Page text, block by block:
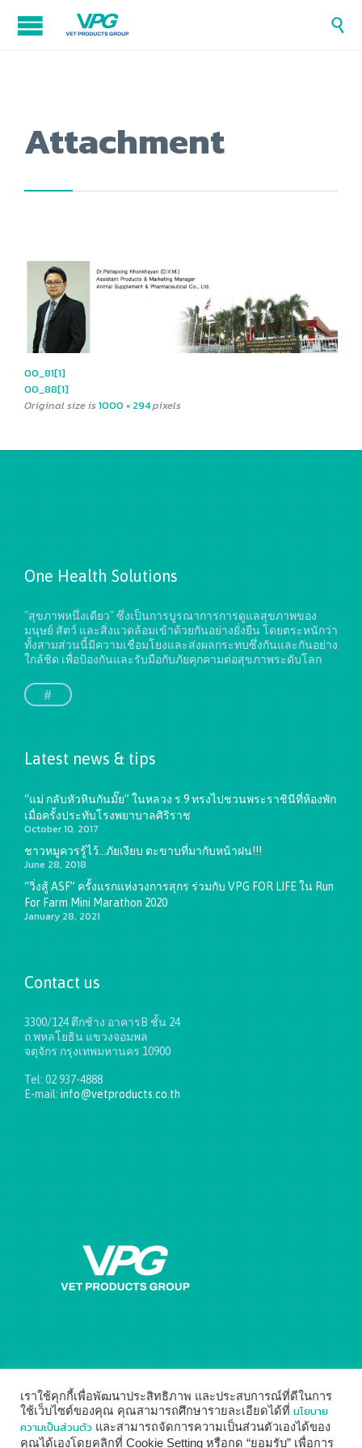

Attachment
00_81[1]
00_88[1]
Original size is1000 × 294pixels
One Health Solutions
"สุขภาพหนึ่งเดียว" ซึ่งเป็นการบูรณาการการดูแลสุขภาพของ
มนุษย์ สัตว์ และสิ่งแวดล้อมเข้าด้วยกันอย่างยั่งยืนโดยตระหนักว่า
ทั้งสามส่วนนี้มีความเชื่อมโยงและส่งผลกระทบซึ่งกันและกันอย่าง
ใกล้ชิด เพื่อป้องกันและรับมือกับภัยคุกคามต่อสุขภาพระดับโลก
#
Latest news & tips
“แม่ กลับหัวหินกันมั๊ย” ในหลวง ร.9 ทรงไปชวนพระราชินีที่ห้องพัก
เมื่อครั้งประทับโรงพยาบาลศิริราช
October 10, 2017
ชาวหมูควรรู้ไว้…ภัยเงียบ ตะขาบที่มากับหน้าฝน!!!
June 28, 2018
“วิ่งสู้ ASF” ครั้งแรกแห่งวงการสุกร ร่วมกับ VPG FOR LIFE ใน Run
For Farm Mini Marathon 2020
January 28, 2021
Contact us
3300/124 ตึกช้าง อาคารB ชั้น 24
ถ.พหลโยธิน แขวงจอมพล
จตุจักร กรุงเทพมหานคร 10900
Tel: 02 937-4888
E-mail: info@vetproducts.co.th
เราใช้คุกกี้เพื่อพัฒนาประสิทธิภาพ และประสบการณ์ที่ดีในการ
ใช้เว็บไซต์ของคุณ คุณสามารถศึกษารายละเอียดได้ที่ นโยบาย
ความเป็นส่วนตัว และสามารถจัดการความเป็นส่วนตัวเองได้ของ
คุณได้เองโดยคลิกที่ Cookie Setting หรือกด “ยอมรับ” เพื่อการ